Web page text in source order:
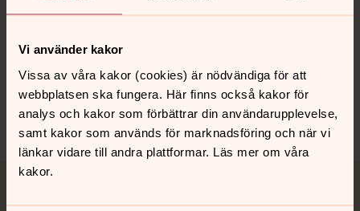
Vi använder kakor
Vissa av våra kakor (cookies) är nödvändiga för att
webbplatsen ska fungera. Här finns också kakor för
analys och kakor som förbättrar din användarupplevelse,
samt kakor som används för marknadsföring och när vi
länkar vidare till andra plattformar. Läs mer om våra
kakor.
Synpunkter eller frågor på sidans
innehåll?
vetlanda.pastorat@svenskakyrkan.se
Dela
Tillbaka till toppen
Tillbaka till innehållet